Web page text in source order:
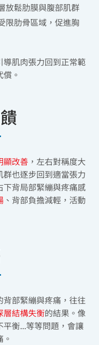
放鬆肋膜與腹部肌群
限肋骨區域，促進胸
肌肉張力回到正常範
。
顯改善 ，左右對稱度大
也逐步回到適當張力
背局部緊繃與疼痛感
、背部負擔減輕，活動
部緊繃與疼痛，往往
層結構失衡的結果。像
衡...等等問題，會讓